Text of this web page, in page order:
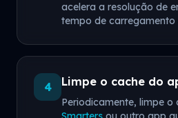
acelera a resolução de
tempo de carregamento
4 Limpe o cache do
Periodicamente, limpe o